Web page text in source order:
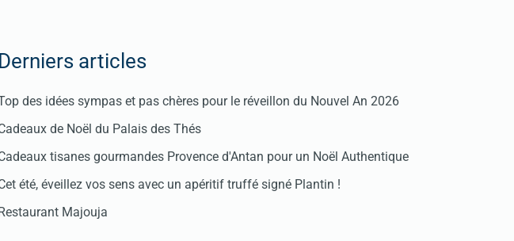
Derniers articles
des idées sympas et pas chères pour le réveillon du Nouvel An 2026
de Noël du Palais des Thés
tisanes gourmandes Provence d'Antan pour un Noël Authentique
été, éveillez vos sens avec un apéritif truffé signé Plantin !
Majouja